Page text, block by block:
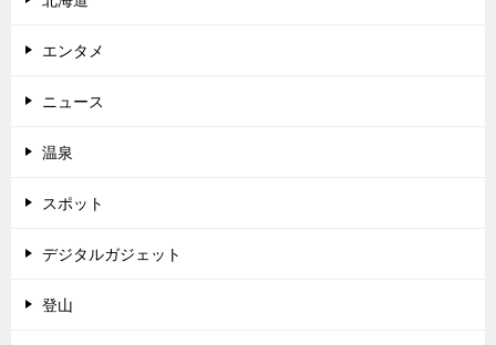
エンタメ
ニュース
温泉
スポット
デジタルガジェット
登山